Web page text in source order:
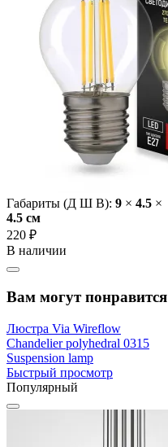
Габариты (Д Ш В): 9 × 4.5 ×
4.5 cм
220 ₽
В наличии
Вам могут понравится
Люстра Via Wireflow
Chandelier polyhedral 0315
Suspension lamp
Быстрый просмотр
Популярный